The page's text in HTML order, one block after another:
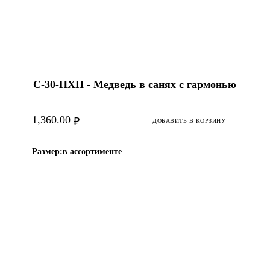
С-30-HХП - Медведь в санях с гармонью
₽
1,360.00 ДОБАВИТЬ В КОРЗИНУ
Размер:в ассортименте